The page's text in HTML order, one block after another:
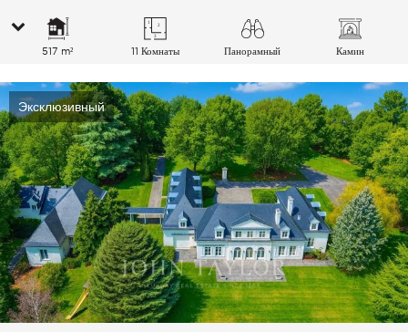
517 m² 11 Комнаты Панорамный Камин
Эксклюзивный